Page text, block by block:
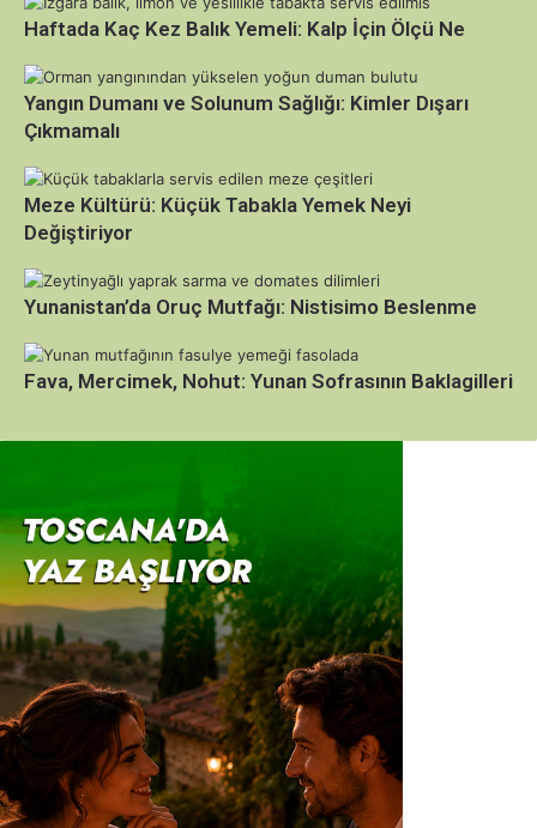
Haftada Kaç Kez Balık Yemeli: Kalp İçin Ölçü Ne
Yangın Dumanı ve Solunum Sağlığı: Kimler Dışarı
Çıkmamalı
Meze Kültürü: Küçük Tabakla Yemek Neyi
Değiştiriyor
Yunanistan’da Oruç Mutfağı: Nistisimo Beslenme
Fava, Mercimek, Nohut: Yunan Sofrasının Baklagilleri